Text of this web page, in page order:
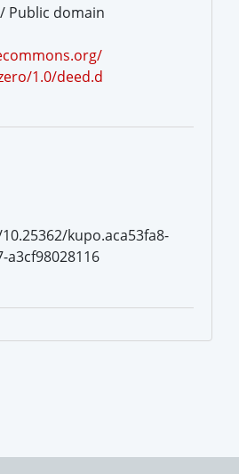
Public domain
1.0/deed.d
kupo.aca53fa8-
a3cf98028116